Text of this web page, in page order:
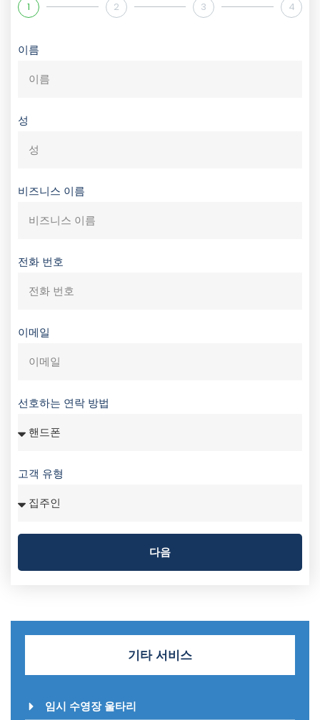
1 2 3 4
이름
성
비즈니스 이름
전화 번호
이메일
선호하는 연락 방법
고객 유형
다음
기타 서비스
임시 수영장 울타리